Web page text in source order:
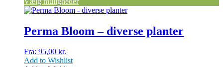
Perma Bloom – diverse planter
Fra: 95,00 kr.
Dette
har
flere
Mulighederne
kan
Add to Wishlist